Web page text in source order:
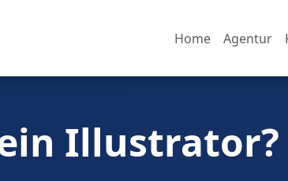
Home Agentur
Illustrator?